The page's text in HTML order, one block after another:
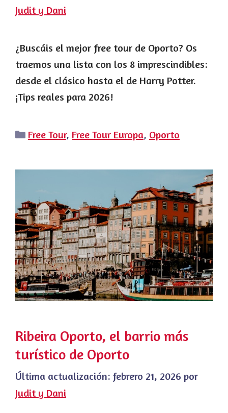
Judit y Dani
¿Buscáis el mejor free tour de Oporto? Os
traemos una lista con los 8 imprescindibles:
desde el clásico hasta el de Harry Potter.
¡Tips reales para 2026!
Categorías
Free Tour, Free Tour Europa, Oporto
Ribeira Oporto, el barrio más
turístico de Oporto
Última actualización: febrero 21, 2026 por
Judit y Dani